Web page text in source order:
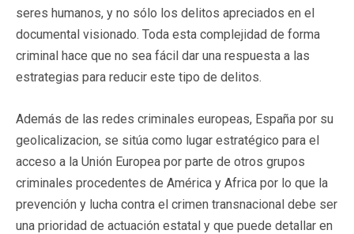
seres humanos, y no sólo los delitos apreciados en el
documental visionado. Toda esta complejidad de forma
criminal hace que no sea fácil dar una respuesta a las
estrategias para reducir este tipo de delitos.
Además de las redes criminales europeas, España por su
geolicalizacion, se sitúa como lugar estratégico para el
acceso a la Unión Europea por parte de otros grupos
criminales procedentes de América y Africa por lo que la
prevención y lucha contra el crimen transnacional debe ser
una prioridad de actuación estatal y que puede detallar en